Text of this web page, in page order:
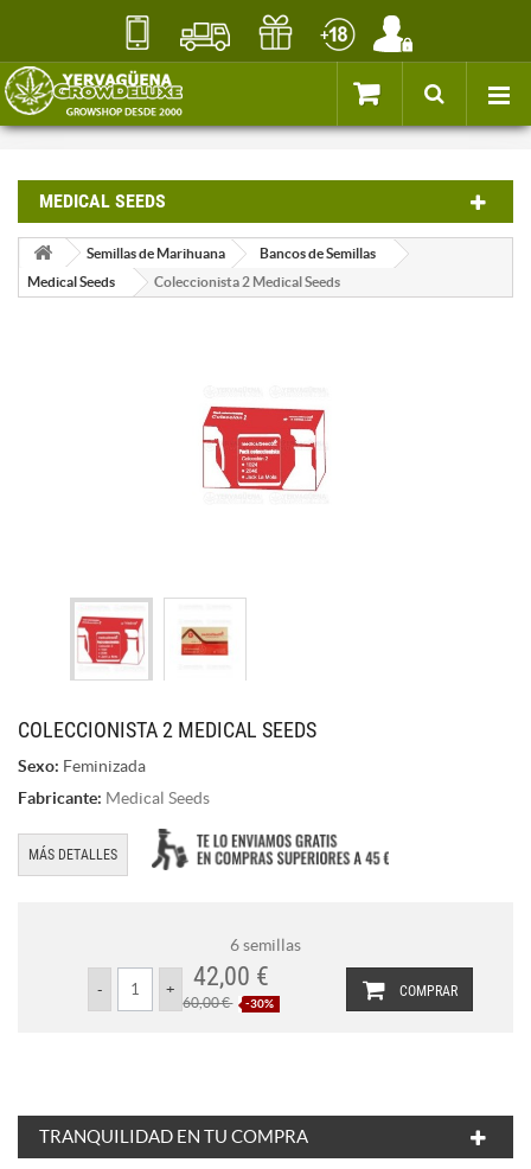
MEDICAL SEEDS
Semillas de Marihuana
Bancos de Semillas
Medical Seeds
Coleccionista 2 Medical Seeds
COLECCIONISTA 2 MEDICAL SEEDS
Sexo: Feminizada
Fabricante: Medical Seeds
MÁS DETALLES
6 semillas
COMPRAR
42,00 €
60,00 € -30%
TRANQUILIDAD EN TU COMPRA